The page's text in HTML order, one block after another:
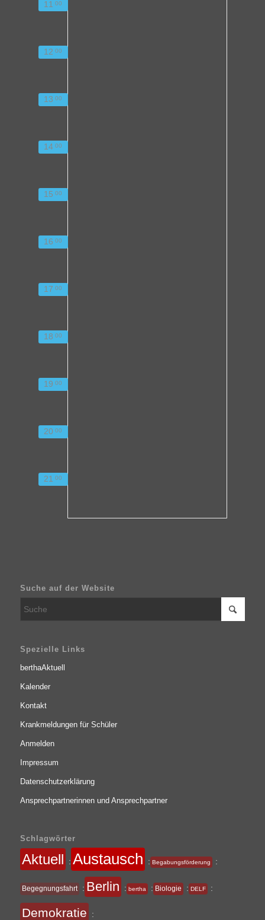
11 00
12 00
13 00
14 00
15 00
16 00
17 00
18 00
19 00
20 00
21 00
Suche auf der Website
Spezielle Links
berthaAktuell
Kalender
Kontakt
Krankmeldungen für Schüler
Anmelden
Impressum
Datenschutzerklärung
Ansprechpartnerinnen und Ansprechpartner
Schlagwörter
Aktuell : Austausch : Begabungsförderung :
Begegnungsfahrt : Berlin : bertha : Biologie : DELF :
Demokratie :